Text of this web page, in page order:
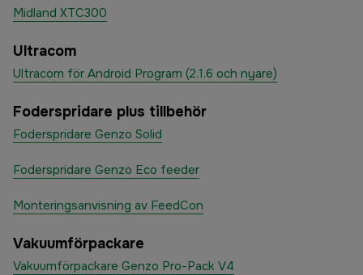
Midland XTC300
Ultracom
Ultracom för Android Program (2.1.6 och nyare)
Foderspridare plus tillbehör
Foderspridare Genzo Solid
Foderspridare Genzo Eco feeder
Monteringsanvisning av FeedCon
Vakuumförpackare
Vakuumförpackare Genzo Pro-Pack V4